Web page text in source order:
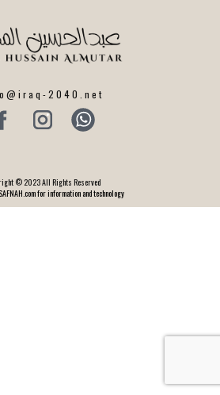
2040.net
© 2023 All Rights Reserved
for information and technology